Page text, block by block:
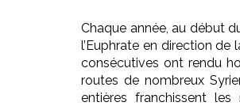
Chaque année, au début
l’Euphrate en direction de
consécutives ont rendu
routes de nombreux
entières franchissent